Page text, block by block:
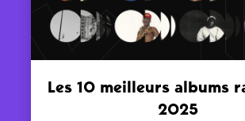
Les 10 meilleurs albums
2025